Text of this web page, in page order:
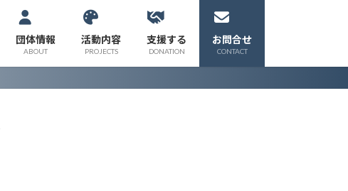
団体情報
ABOUT
活動内容
PROJECTS
支援する
DONATION
お問合せ
CONTACT